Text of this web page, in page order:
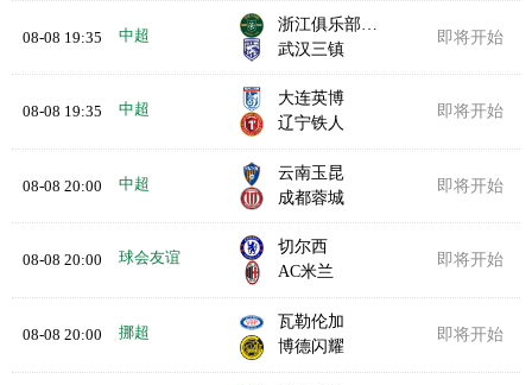
08-08 19:35 中超
浙江俱乐部绿城
武汉三镇
即将开始
08-08 19:35 中超
大连英博
辽宁铁人
即将开始
08-08 20:00 中超
云南玉昆
成都蓉城
即将开始
08-08 20:00 球会友谊
切尔西
AC米兰
即将开始
08-08 20:00 挪超
瓦勒伦加
博德闪耀
即将开始